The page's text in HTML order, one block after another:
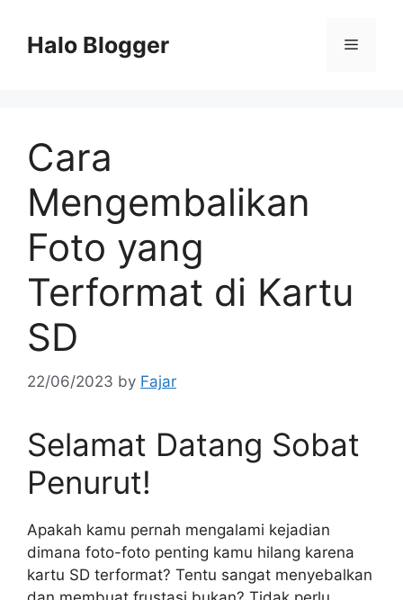
contentHalo Blogger Menu
Cara
Mengembalikan
Foto yang
Terformat di Kartu
SD
22/06/2023 by Fajar
Selamat Datang Sobat
Penurut!
Apakah kamu pernah mengalami kejadian
dimana foto-foto penting kamu hilang karena
kartu SD terformat? Tentu sangat menyebalkan